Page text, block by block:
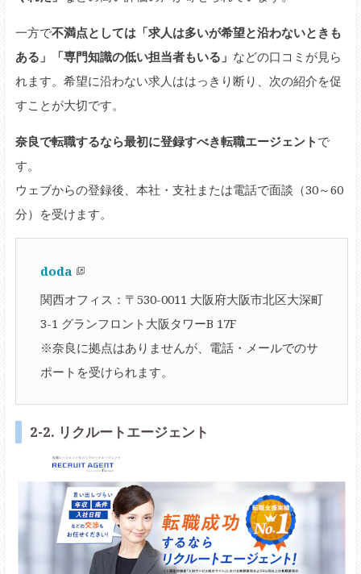
一方で不満点としては「求人は多いが希望と沿わないときも
ある」「専門知識の低い担当者もいる」 などの口コミが見ら
れます。希望に沿わない求人ははっきり断り、次の紹介を促
すことが大切です。
奈良で転職するなら最初に登録すべき転職エージェント で
す。
ウェブからの登録後、本社・支社または電話で面談（30～60
分）を受けます。
doda
関西オフィス：〒530-0011 大阪府大阪市北区大深町
3-1 グランフロント大阪タワーB 17F
※奈良に拠点はありませんが、電話・メールでのサ
ポートを受けられます。
2-2. リクルートエージェント